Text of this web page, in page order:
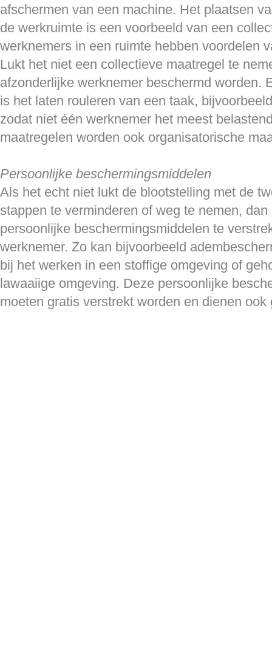
afschermen van een machine. Het plaatsen
de werkruimte is een voorbeeld van een
werknemers in een ruimte hebben voordelen
Lukt het niet een collectieve maatregel te
afzonderlijke werknemer beschermd worden.
is het laten rouleren van een taak,
zodat niet één werknemer het meest
maatregelen worden ook organisatorische
Persoonlijke beschermingsmiddelen
Als het echt niet lukt de blootstelling met de
stappen te verminderen of weg te nemen,
persoonlijke beschermingsmiddelen te
werknemer. Zo kan bijvoorbeeld
bij het werken in een stoffige omgeving of
lawaaiige omgeving. Deze persoonlijke
moeten gratis verstrekt worden en dienen ook